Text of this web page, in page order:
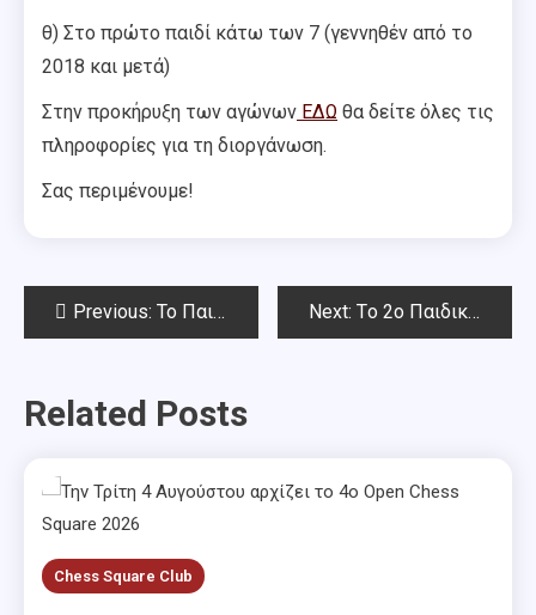
θ) Στο πρώτο παιδί κάτω των 7 (γεννηθέν από το
2018 και μετά)
Στην προκήρυξη των αγώνων ΕΔΩ θα δείτε όλες τις
πληροφορίες για τη διοργάνωση.
Σας περιμένουμε!
PostPrevious: To Παιδικό –Νεανικό (κάτω των 18) σκακιστικό RAPID ΠΡΟΕΤΟΙΜΑΣΙΑΣ για τα μαθητικά πρωταθλήματα Αττικής 2025-Αποτελέσματα Next: Τo 2o Παιδικό –Νεανικό (κάτω των 18) σκακιστικό RAPID ΠΡΟΕΤΟΙΜΑΣΙΑΣ για τα μαθητικά πρωταθλήματα Αττικής 2025-Αποτελέσματα.
Related Posts
Chess Square Club